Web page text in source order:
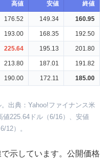
高値 安値 終値
176.52 149.34 160.95
193.00 168.35 192.50
225.64 195.13 201.80
213.80 187.01 191.82
190.00 172.11 185.00
出典：Yahoo!ファイナンス米
値225.64ドル（6/16）、安値
12）。
示しています。公開価格